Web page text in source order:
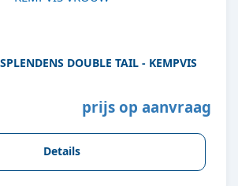
DOUBLE TAIL - KEMPVIS
prijs op aanvraag
Details